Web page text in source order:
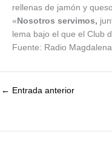
rellenas de jamón y
« Nosotros servimos,
lema bajo el que el Club
Fuente: Radio
← Entrada anterior